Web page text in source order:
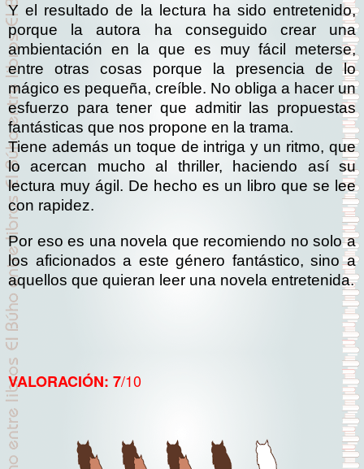
Y el resultado de la lectura ha sido entretenido,
porque la autora ha conseguido crear una
ambientación en la que es muy fácil meterse,
entre otras cosas porque la presencia de lo
mágico es pequeña, creíble. No obliga a hacer un
esfuerzo para tener que admitir las propuestas
fantásticas que nos propone en la trama.
Tiene además un toque de intriga y un ritmo, que
lo acercan mucho al thriller, haciendo así su
lectura muy ágil. De hecho es un libro que se lee
con rapidez.
Por eso es una novela que recomiendo no solo a
los aficionados a este género fantástico, sino a
aquellos que quieran leer una novela entretenida.
VALORACIÓN: 7/10